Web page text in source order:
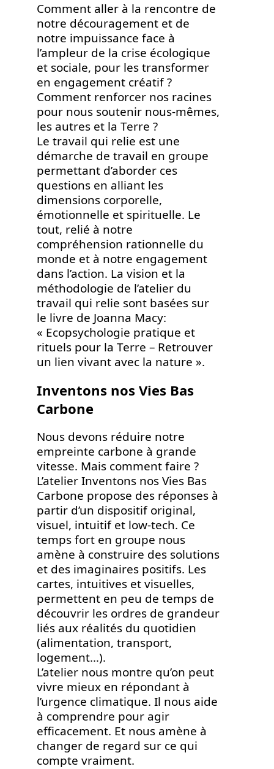
Comment aller à la rencontre de
notre découragement et de
notre impuissance face à
l’ampleur de la crise écologique
et sociale, pour les transformer
en engagement créatif ?
Comment renforcer nos racines
pour nous soutenir nous-mêmes,
les autres et la Terre ?
Le travail qui relie est une
démarche de travail en groupe
permettant d’aborder ces
questions en alliant les
dimensions corporelle,
émotionnelle et spirituelle. Le
tout, relié à notre
compréhension rationnelle du
monde et à notre engagement
dans l’action. La vision et la
méthodologie de l’atelier du
travail qui relie sont basées sur
le livre de Joanna Macy:
« Ecopsychologie pratique et
rituels pour la Terre – Retrouver
un lien vivant avec la nature ».
Inventons nos Vies Bas
Carbone
Nous devons réduire notre
empreinte carbone à grande
vitesse. Mais comment faire ?
L’atelier Inventons nos Vies Bas
Carbone propose des réponses à
partir d’un dispositif original,
visuel, intuitif et low-tech. Ce
temps fort en groupe nous
amène à construire des solutions
et des imaginaires positifs. Les
cartes, intuitives et visuelles,
permettent en peu de temps de
découvrir les ordres de grandeur
liés aux réalités du quotidien
(alimentation, transport,
logement…).
L’atelier nous montre qu’on peut
vivre mieux en répondant à
l’urgence climatique. Il nous aide
à comprendre pour agir
efficacement. Et nous amène à
changer de regard sur ce qui
compte vraiment.